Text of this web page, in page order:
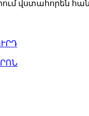
վստահորեն